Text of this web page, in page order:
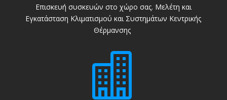
Επισκευή συσκευών στο χώρο σας. Μελέτη και
Εγκατάσταση Κλιματισμού και Συστημάτων Κεντρικής
Θέρμανσης
